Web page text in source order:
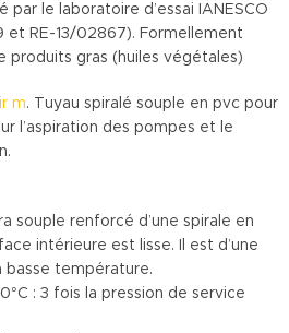
par le laboratoire d’essai IANESCO
et RE-13/02867). Formellement
produits gras (huiles végétales)
m. Tuyau spiralé souple en pvc pour
l’aspiration des pompes et le
souple renforcé d’une spirale en
intérieure est lisse. Il est d’une
basse température.
: 3 fois la pression de service